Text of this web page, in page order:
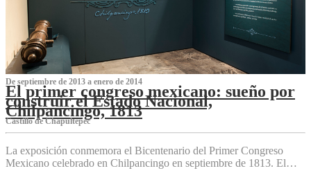
De septiembre de 2013 a enero de 2014
El primer congreso mexicano: sueño por
construir el Estado Nacional,
Chilpancingo, 1813
Castillo de Chapultepec
La exposición conmemora el Bicentenario del Primer Congreso
Mexicano celebrado en Chilpancingo en septiembre de 1813. El…